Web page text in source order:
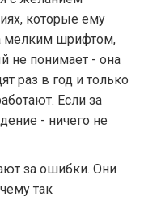
которые ему
мелким шрифтом,
не понимает - она
раз в год и только
Если за
- ничего не
за ошибки. Они
так